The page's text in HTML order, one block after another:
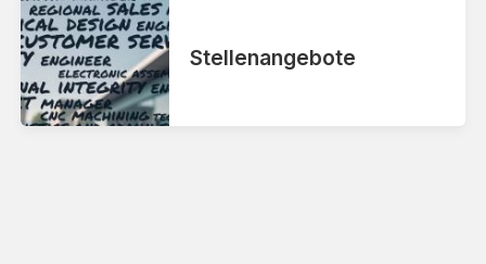
Stellenangebote